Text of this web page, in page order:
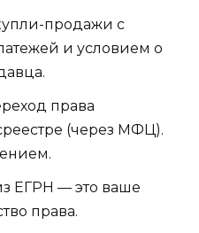
продажи с
и условием о
права
(через МФЦ).
ЕГРН — это ваше
права.